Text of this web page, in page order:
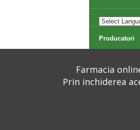
Producatori
Farmacia
Prin inchiderea